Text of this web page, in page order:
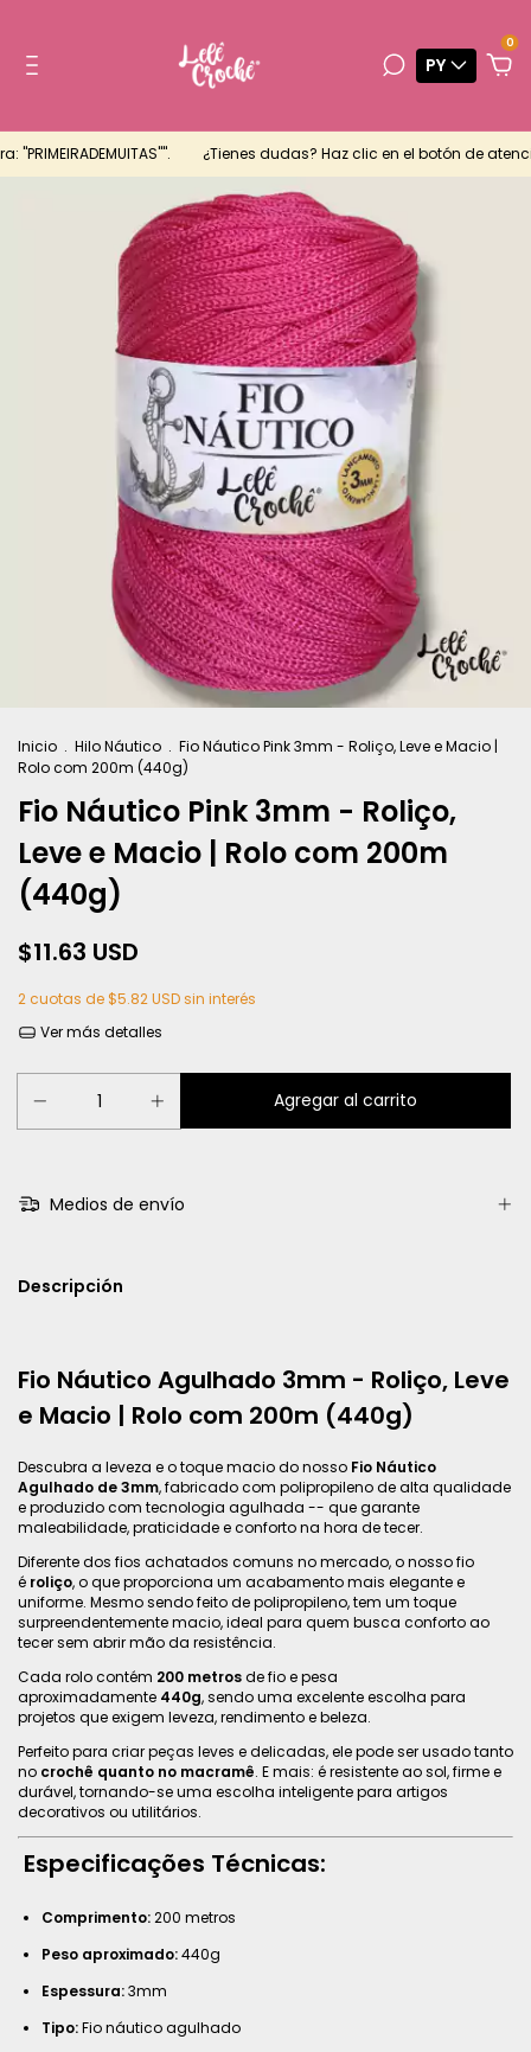
PY
0
¿Tienes dudas? Haz clic en el botón de
Inicio . Hilo Náutico . Fio Náutico Pink 3mm - Roliço, Leve e Macio |
Rolo com 200m (440g)
Fio Náutico Pink 3mm - Roliço,
Leve e Macio | Rolo com 200m
(440g)
$11.63 USD
2cuotas de$5.82 USDsin interés
Ver más detalles
Medios de envío
Descripción
Fio Náutico Agulhado 3mm - Roliço, Leve
e Macio | Rolo com 200m (440g)
Descubra a leveza e o toque macio do nosso Fio Náutico
Agulhado de 3mm, fabricado com polipropileno de alta qualidade
e produzido com tecnologia agulhada -- que garante
maleabilidade, praticidade e conforto na hora de tecer.
Diferente dos fios achatados comuns no mercado, o nosso fio
é roliço, o que proporciona um acabamento mais elegante e
uniforme. Mesmo sendo feito de polipropileno, tem um toque
surpreendentemente macio, ideal para quem busca conforto ao
tecer sem abrir mão da resistência.
Cada rolo contém 200 metrosde fio e pesa
aproximadamente 440g, sendo uma excelente escolha para
projetos que exigem leveza, rendimento e beleza.
Perfeito para criar peças leves e delicadas, ele pode ser usado tanto
no crochê quanto no macramê. E mais: é resistente ao sol, firme e
durável, tornando-se uma escolha inteligente para artigos
decorativos ou utilitários.
Especificações Técnicas:
Comprimento:200 metros
Peso aproximado:440g
Espessura:3mm
Tipo:Fio náutico agulhado